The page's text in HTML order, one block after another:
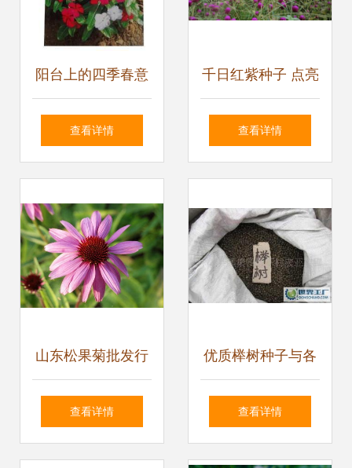
阳台上的四季春意
——锦萱长春花种
查看详情
千日红紫种子 点亮
花园的持久之美
查看详情
山东松果菊批发行
情分析 以青州九鼎
查看详情
优质榉树种子与各
类花卉园艺种子的
查看详情